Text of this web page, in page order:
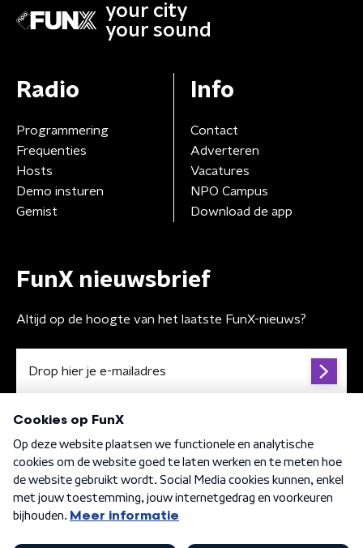
your city
your sound
Radio
Programmering
Frequenties
Hosts
Demo insturen
Gemist
Info
Contact
Adverteren
Vacatures
NPO Campus
Download de app
FunX nieuwsbrief
Altijd op de hoogte van het laatste FunX-nieuws?
Algemene voorwaarden Privacybeleid